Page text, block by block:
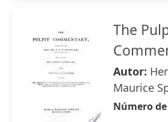
The
Autor:
Maurice
Número